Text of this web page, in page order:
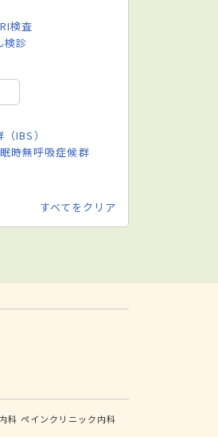
検査
検診
IBS）
時無呼吸症候群
すべてをクリア
科 ペインクリニック内科